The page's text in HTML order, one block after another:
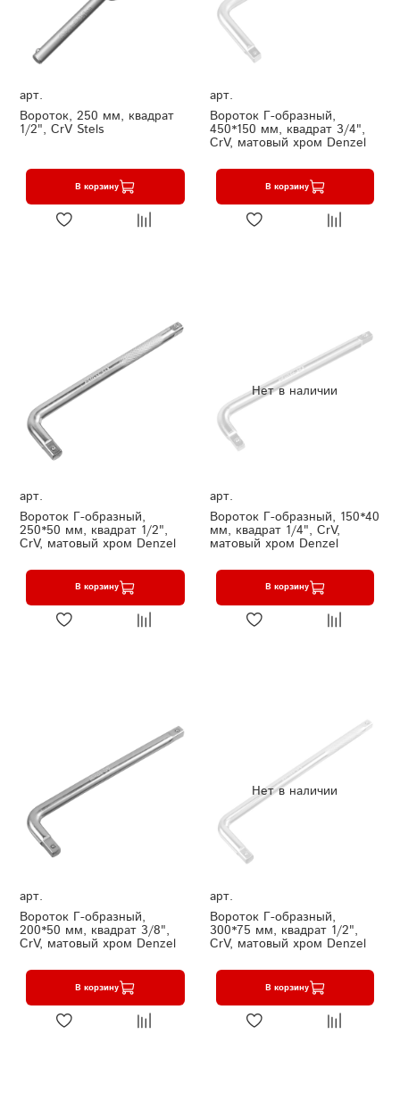
арт.
Вороток, 250 мм, квадрат
1/2", CrV Stels
В корзину
арт.
Вороток Г-образный,
450*150 мм, квадрат 3/4",
CrV, матовый хром Denzel
В корзину
арт.
Вороток Г-образный,
250*50 мм, квадрат 1/2",
CrV, матовый хром Denzel
В корзину
Нет в наличии
арт.
Вороток Г-образный, 150*40
мм, квадрат 1/4", CrV,
матовый хром Denzel
В корзину
арт.
Вороток Г-образный,
200*50 мм, квадрат 3/8",
CrV, матовый хром Denzel
В корзину
Нет в наличии
арт.
Вороток Г-образный,
300*75 мм, квадрат 1/2",
CrV, матовый хром Denzel
В корзину